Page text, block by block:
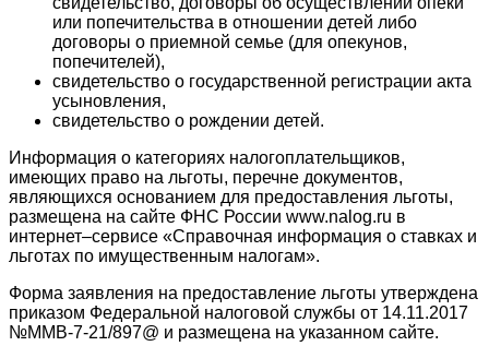
или попечительства в отношении детей либо
договоры о приемной семье (для опекунов,
попечителей),
свидетельство о государственной регистрации акта
усыновления,
свидетельство о рождении детей.
Информация о категориях налогоплательщиков,
имеющих право на льготы, перечне документов,
являющихся основанием для предоставления льготы,
размещена на сайте ФНС России www.nalog.ru в
интернет–сервисе «Справочная информация о ставках и
льготах по имущественным налогам».
Форма заявления на предоставление льготы утверждена
приказом Федеральной налоговой службы от 14.11.2017
№ММВ-7-21/897@ и размещена на указанном сайте.